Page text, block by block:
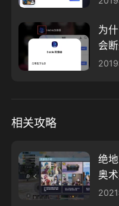
为
会
决
相关攻略
绝
奥